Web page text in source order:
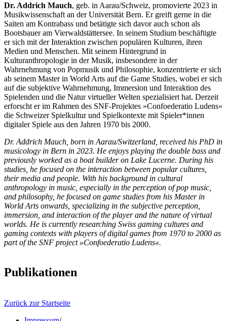
Dr. Addrich Mauch, geb. in Aarau/Schweiz, promovierte 2023 in
Musikwissenschaft an der Universität Bern. Er greift gerne in die
Saiten am Kontrabass und betätigte sich davor auch schon als
Bootsbauer am Vierwaldstättersee. In seinem Studium beschäftigte
er sich mit der Interaktion zwischen populären Kulturen, ihren
Medien und Menschen. Mit seinem Hintergrund in
Kulturanthropologie in der Musik, insbesondere in der
Wahrnehmung von Popmusik und Philosophie, konzentrierte er sich
ab seinem Master in World Arts auf die Game Studies, wobei er sich
auf die subjektive Wahrnehmung, Immersion und Interaktion des
Spielenden und die Natur virtueller Welten spezialisiert hat. Derzeit
erforscht er im Rahmen des SNF-Projektes »Confoederatio Ludens«
die Schweizer Spielkultur und Spielkontexte mit Spieler*innen
digitaler Spiele aus den Jahren 1970 bis 2000.
Dr. Addrich Mauch, born in Aarau/Switzerland, received his PhD in
musicology in Bern in 2023. He enjoys playing the double bass and
previously worked as a boat builder on Lake Lucerne. During his
studies, he focused on the interaction between popular cultures,
their media and people. With his background in cultural
anthropology in music, especially in the perception of pop music,
and philosophy, he focused on game studies from his Master in
World Arts onwards, specializing in the subjective perception,
immersion, and interaction of the player and the nature of virtual
worlds. He is currently researching Swiss gaming cultures and
gaming contexts with players of digital games from 1970 to 2000 as
part of the SNF project »Confoederatio Ludens«.
Publikationen
Zurück zur Startseite